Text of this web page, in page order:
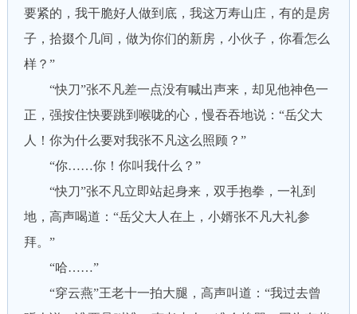
要紧的，我干脆好人做到底，我这万寿山庄，有的是房
子，拾掇个几间，做为你们的新房，小伙子，你看怎么
样？”
“快刀”张不凡差一点没有喊出声来，却见他神色一
正，强按住快要跳到喉咙的心，慢吞吞地说：“岳父大
人！你为什么要对我张不凡这么照顾？”
“你……你！你叫我什么？”
“快刀”张不凡立即站起身来，双手抱拳，一礼到
地，高声喝道：“岳父大人在上，小婿张不凡大礼参
拜。”
“哈……”
“穿云燕”王老十一拍大腿，高声叫道：“我过去曾